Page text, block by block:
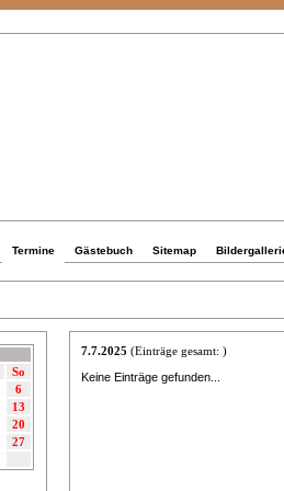
Termine Gästebuch Sitemap
So
6
13
20
27
7.7.2025 (Einträge gesamt: )
Keine Einträge gefunden...